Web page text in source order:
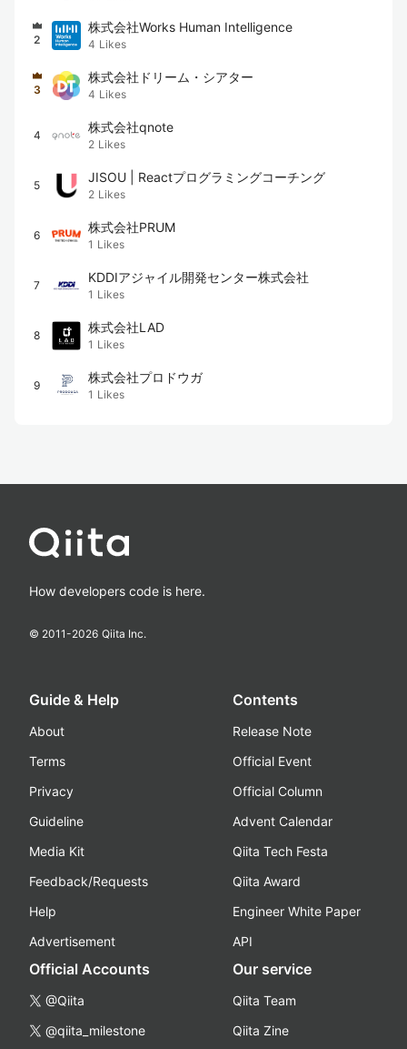
2
株式会社Works Human Intelligence
4 Likes
3
株式会社ドリーム・シアター
4 Likes
4
株式会社qnote
2 Likes
5
JISOU | Reactプログラミングコーチング
2 Likes
6
株式会社PRUM
1 Likes
7
KDDIアジャイル開発センター株式会社
1 Likes
8
株式会社LAD
1 Likes
9
株式会社プロドウガ
1 Likes
How developers code is here.
© 2011-2026 Qiita Inc.
Guide & Help
About
Terms
Privacy
Guideline
Media Kit
Feedback/Requests
Help
Advertisement
Contents
Release Note
Official Event
Official Column
Advent Calendar
Qiita Tech Festa
Qiita Award
Engineer White Paper
API
Official Accounts
@Qiita
@qiita_milestone
Our service
Qiita Team
Qiita Zine